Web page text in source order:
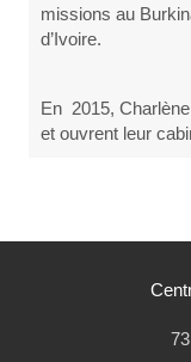
missions au
d’Ivoire.
En 2015,
et ouvrent leur